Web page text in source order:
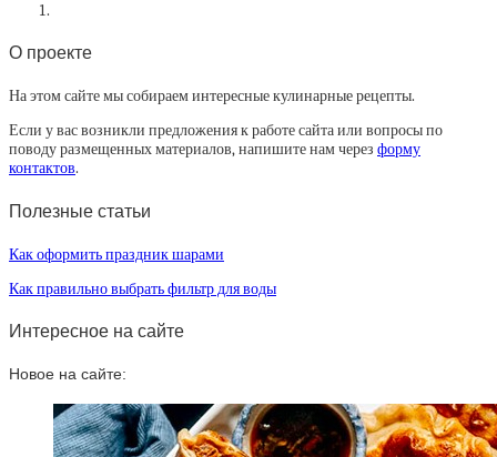
О проекте
На этом сайте мы собираем интересные кулинарные рецепты.
Если у вас возникли предложения к работе сайта или вопросы по
поводу размещенных материалов, напишите нам через форму
контактов.
Полезные статьи
Как оформить праздник шарами
Как правильно выбрать фильтр для воды
Интересное на сайте
Новое на сайте: